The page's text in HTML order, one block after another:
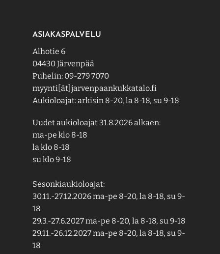
ASIAKASPALVELU
Alhotie 6
04430 Järvenpää
Puhelin: 09-279 7070
myynti[ät]jarvenpaankukkatalo.fi
Aukioloajat: arkisin 8-20, la 8-18, su 9-18
Uudet aukioloajat 31.8.2026 alkaen:
ma-pe klo 8-18
la klo 8-18
su klo 9-18
Sesonkiaukioloajat:
30.11.-27.12.2026 ma-pe 8-20, la 8-18, su 9-
18
29.3.-27.6.2027 ma-pe 8-20, la 8-18, su 9-18
29.11.-26.12.2027 ma-pe 8-20, la 8-18, su 9-
18